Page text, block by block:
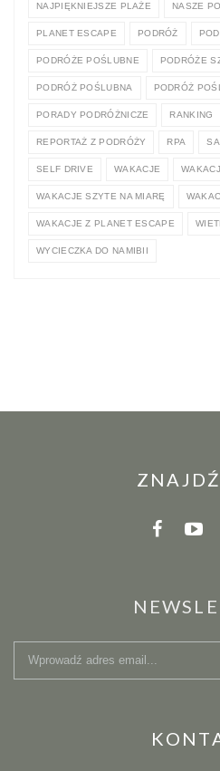
NAJPIĘKNIEJSZE PLAŻE NASZE
PLANET ESCAPE PODRÓŻ
PODRÓŻE POŚLUBNE PODRÓŻE
PODRÓŻ POŚLUBNA PODRÓŻ
PORADY PODRÓŻNICZE RANKING
REPORTAŻ Z PODRÓŻY RPA
SELF DRIVE WAKACJE
WAKACJE SZYTE NA MIARĘ
WAKACJE Z PLANET ESCAPE
WYCIECZKA DO NAMIBII